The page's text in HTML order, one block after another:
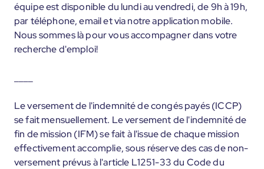
équipe est disponible du lundi au vendredi, de 9h à 19h,
par téléphone, email et via notre application mobile.
Nous sommes là pour vous accompagner dans votre
recherche d'emploi!
Le versement de l'indemnité de congés payés (ICCP)
se fait mensuellement. Le versement de l'indemnité de
fin de mission (IFM) se fait à l'issue de chaque mission
effectivement accomplie, sous réserve des cas de non-
versement prévus à l'article L1251-33 du Code du